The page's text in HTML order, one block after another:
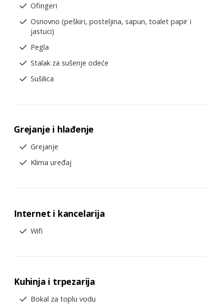
Ofingeri
Osnovno (peškiri, posteljina, sapun, toalet papir i
jastuci)
Pegla
Stalak za sušenje odeće
Sušilica
Grejanje i hlađenje
Grejanje
Klima uređaj
Internet i kancelarija
Wifi
Kuhinja i trpezarija
Bokal za toplu vodu